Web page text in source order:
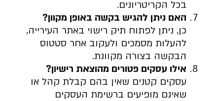
בכל הקריטריונים.
האם ניתן להגיש בקשה באופן מקוון?
כן, ניתן לפתוח תיק רישוי באתר העירייה,
להעלות מסמכים ולעקוב אחר סטטוס
הבקשה בצורה מקוונת.
אילו עסקים פטורים מהוצאת רישיון?
עסקים קטנים שאין בהם קבלת קהל או
שאינם מופיעים ברשימת העסקים